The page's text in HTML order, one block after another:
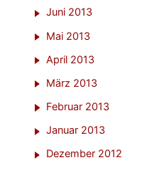
Juni 2013
Mai 2013
April 2013
März 2013
Februar 2013
Januar 2013
Dezember 2012